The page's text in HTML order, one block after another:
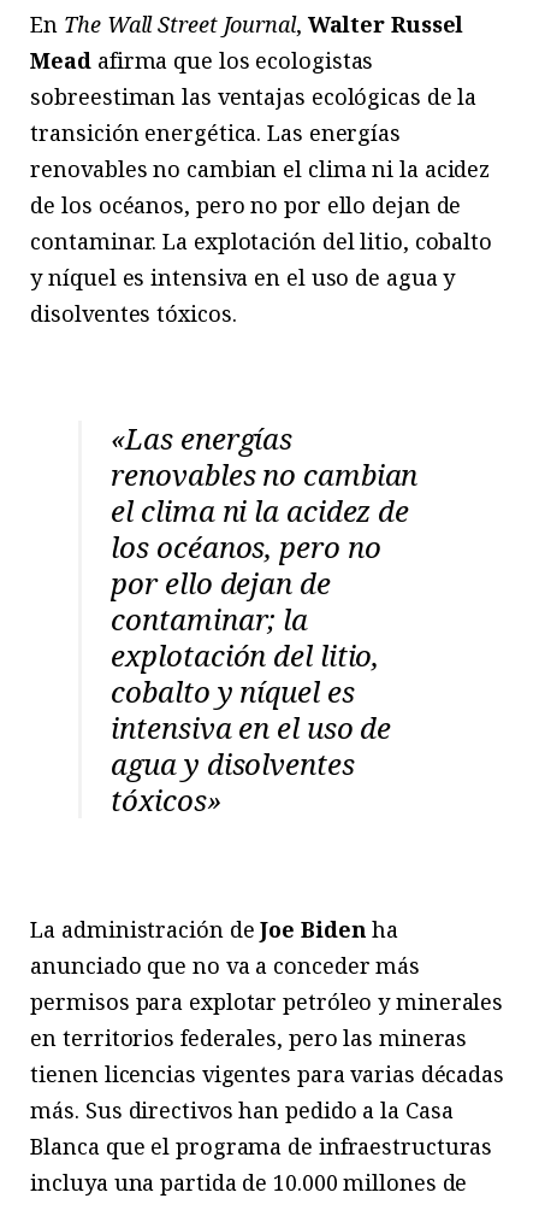
En The Wall Street Journal, Walter Russel
Mead afirma que los ecologistas
sobreestiman las ventajas ecológicas de la
transición energética. Las energías
renovables no cambian el clima ni la acidez
de los océanos, pero no por ello dejan de
contaminar. La explotación del litio, cobalto
y níquel es intensiva en el uso de agua y
disolventes tóxicos.
«Las energías
renovables no cambian
el clima ni la acidez de
los océanos, pero no
por ello dejan de
contaminar; la
explotación del litio,
cobalto y níquel es
intensiva en el uso de
agua y disolventes
tóxicos»
La administración deJoe Biden ha
anunciado que no va a conceder más
permisos para explotar petróleo y minerales
en territorios federales, pero las mineras
tienen licencias vigentes para varias décadas
más. Sus directivos han pedido a la Casa
Blanca que el programa de infraestructuras
incluya una partida de 10.000 millones de